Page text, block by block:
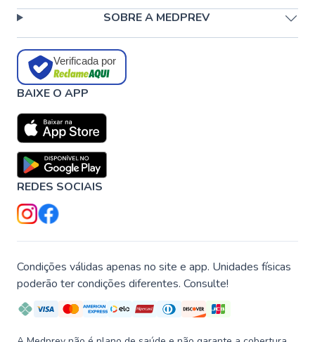
SOBRE A MEDPREV
Verificada por
BAIXE O APP
REDES SOCIAIS
Condições válidas apenas no site e app. Unidades físicas
poderão ter condições diferentes. Consulte!